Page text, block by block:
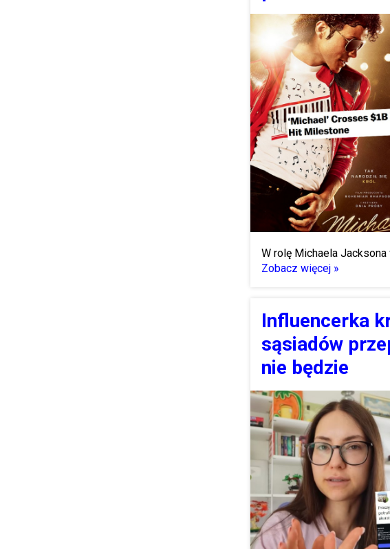
W rolę Michaela
Zobacz więcej »
Influencerka
sąsiadów
nie będzie